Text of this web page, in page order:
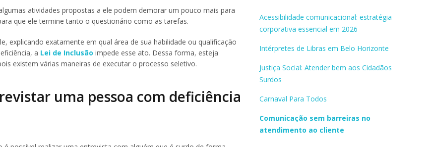
atividades propostas a ele podem demorar um pouco mais para
que ele termine tanto o questionário como as tarefas.
explicando exatamente em qual área de sua habilidade ou qualificação
a Lei de Inclusão impede esse ato. Dessa forma, esteja
existem várias maneiras de executar o processo seletivo.
uma pessoa com deficiência
Acessibilidade comunicacional: estratégia
corporativa essencial em 2026
Intérpretes de Libras em Belo Horizonte
Justiça Social: Atender bem aos Cidadãos
Surdos
Carnaval Para Todos
Comunicação sem barreiras no
atendimento ao cliente